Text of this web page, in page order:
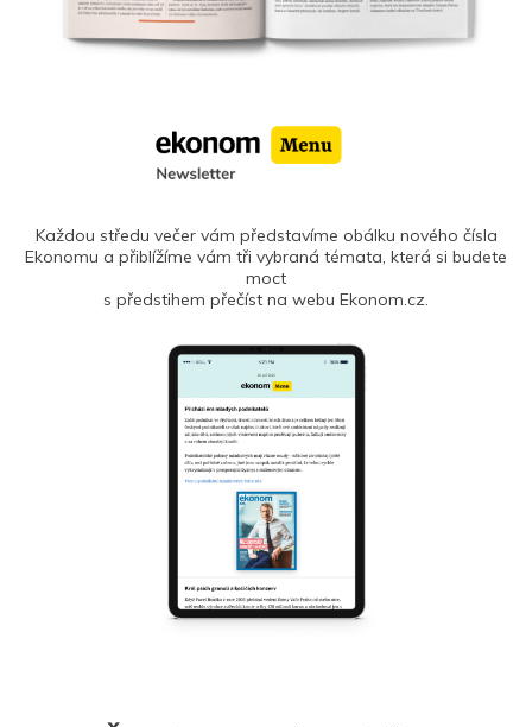
Každou středu večer vám představíme obálku nového čísla
Ekonomu a přiblížíme vám tři vybraná témata, která si budete
moct
s předstihem přečíst na webu Ekonom.cz.